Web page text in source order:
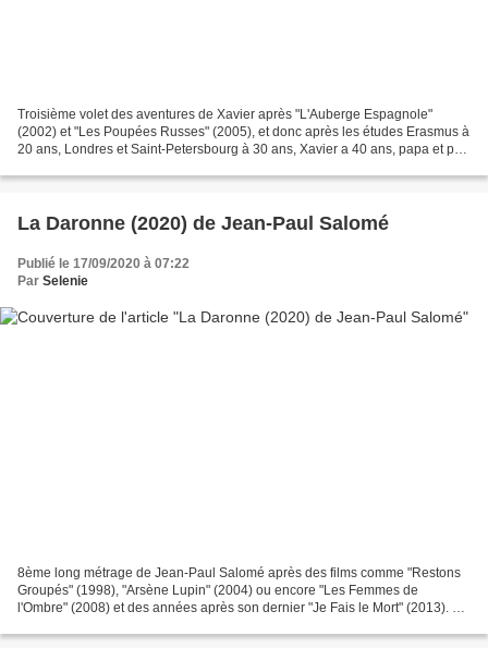
Troisième volet des aventures de Xavier après "L'Auberge Espagnole"
(2002) et "Les Poupées Russes" (2005), et donc après les études Erasmus à
20 ans, Londres et Saint-Petersbourg à 30 ans, Xavier a 40 ans, papa et part
La Daronne (2020) de Jean-Paul Salomé
Publié le 17/09/2020 à 07:22
Par Selenie
8ème long métrage de Jean-Paul Salomé après des films comme "Restons
Groupés" (1998), "Arsène Lupin" (2004) ou encore "Les Femmes de
l'Ombre" (2008) et des années après son dernier "Je Fais le Mort" (2013). Ce